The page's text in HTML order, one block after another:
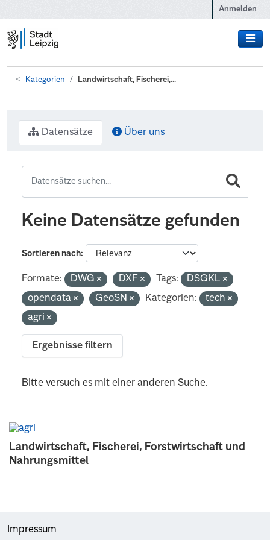
Anmelden
Kategorien Landwirtschaft, Fischerei,...
Landwirtschaft, Fischerei, Forstwirtschaft und
Nahrungsmittel
Datensätze Über uns
Keine Datensätze gefunden
Sortieren nach
Formate: DWG DXF Tags:
DSGKL
opendata
GeoSN Kategorien:
tech
agri
Ergebnisse filtern
Bitte versuch es mit einer anderen Suche.
Impressum